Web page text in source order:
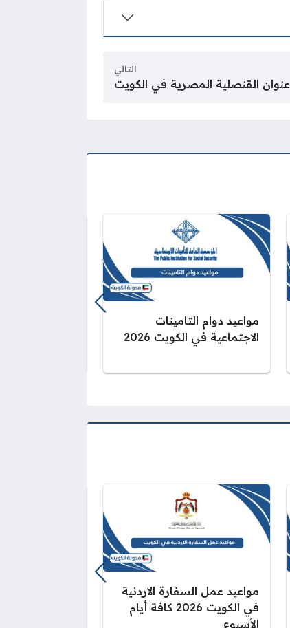
التالي
عنوان القنصلية المصرية في الكويت
مواعيد دوام التامينات
الاجتماعية في الكويت 2026
مواعيد عمل السفارة الاردنية
في الكويت 2026 كافة أيام
الأسبوع